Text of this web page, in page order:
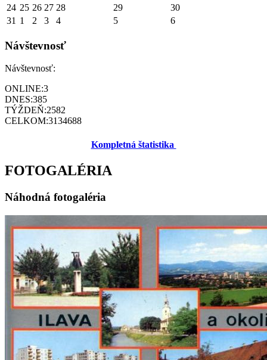
24 25 26 27 28 29
30
31 1 2 3 4 5 6
Návštevnosť
Návštevnosť:
ONLINE:3
DNES:385
TÝŽDEŇ:2582
CELKOM:3134688
Kompletná štatistika
FOTOGALÉRIA
Náhodná fotogaléria